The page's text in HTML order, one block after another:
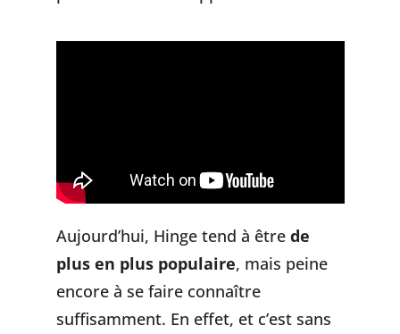
Aujourd’hui, Hinge tend à être de
plus en plus populaire, mais peine
encore à se faire connaître
suffisamment. En effet, et c’est sans